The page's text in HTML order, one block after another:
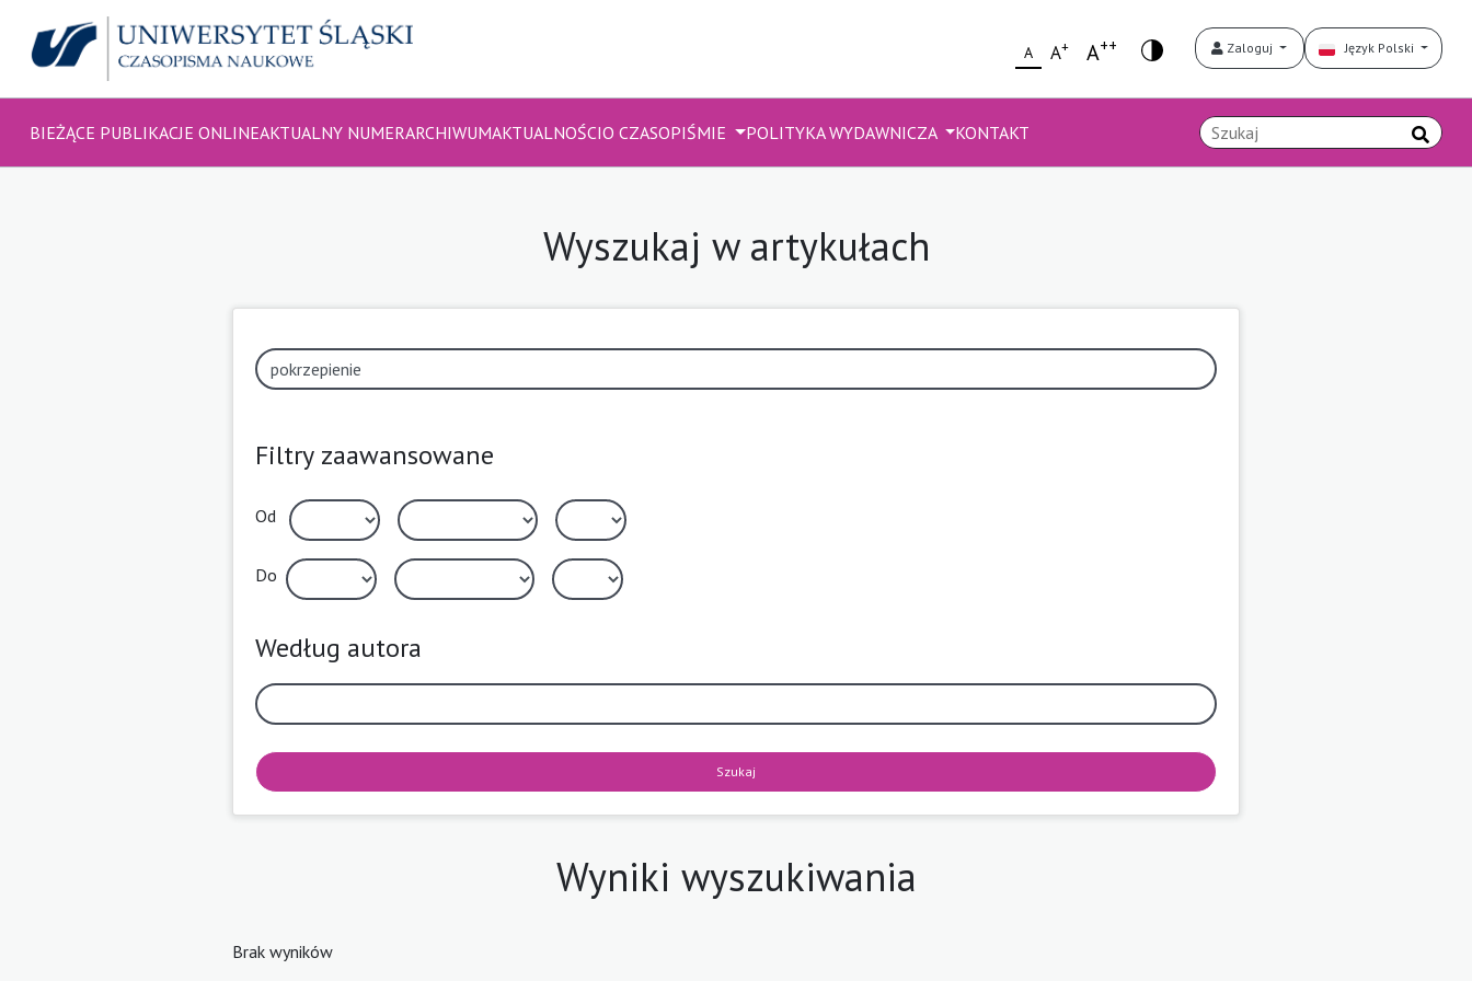
A A+ A++ Zaloguj Język Polski
BIEŻĄCE PUBLIKACJE ONLINEAKTUALNY NUMERARCHIWUMAKTUALNOŚCIO CZASOPIŚMIE POLITYKA WYDAWNICZA KONTAKT
Wyszukaj w artykułach
Filtry zaawansowane
Od
Do
Według autora
Szukaj
Wyniki wyszukiwania
Brak wyników